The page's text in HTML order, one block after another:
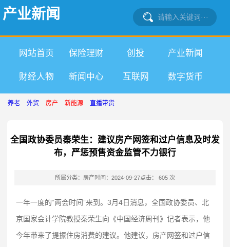
产业新闻
网站首页 保险理财 创投 产业新闻
财经人物 新闻中心 互联网 数字货币
养老 外贸 房产 新能源 直播带货
全国政协委员秦荣生：建议房产网签和过户信息及时发
布，严惩预售资金监管不力银行
所属分类：房产时间：2024-09-27点击： 605 次
一年一度的“两会时间”来到。3月4日消息，全国政协委员、北
京国家会计学院教授秦荣生向《中国经济周刊》记者表示，他
今年带来了提振住房消费的建议。他建议，房产网签和过户信